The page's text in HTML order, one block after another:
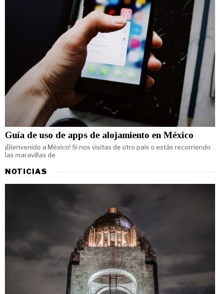
Guía de uso de apps de alojamiento en México
¡Bienvenido a México! Si nos visitas de otro país o estás recorriendo
las maravillas de
NOTICIAS